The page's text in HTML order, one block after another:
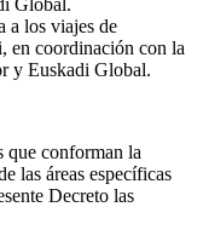
Global.
a los viajes de
en coordinación con la
y Euskadi Global.
que conforman la
las áreas específicas
Decreto las